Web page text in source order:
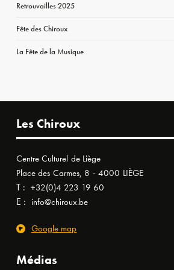
Retrouvailles 2025
Fête des Chiroux
La Fête de la Musique
Les Chiroux
Centre Culturel de Liège
Place des Carmes, 8 - 4000 LIÈGE
T : +32(0)4 223 19 60
E : info@chiroux.be
Google map
Médias